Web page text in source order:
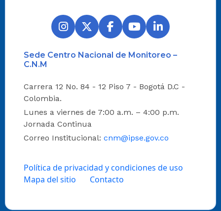
Sede Centro Nacional de Monitoreo –
C.N.M
Carrera 12 No. 84 - 12 Piso 7 - Bogotá D.C -
Colombia.
Lunes a viernes de 7:00 a.m. – 4:00 p.m.
Jornada Continua
Correo Institucional: cnm@ipse.gov.co
Política de privacidad y condiciones de uso
Mapa del sitio
Contacto